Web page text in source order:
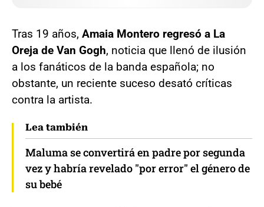
Tras 19 años, Amaia Montero regresó a La
Oreja de Van Gogh, noticia que llenó de ilusión
a los fanáticos de la banda española; no
obstante, un reciente suceso desató críticas
contra la artista.
Lea también
Maluma se convertirá en padre por segunda
vez y habría revelado "por error" el género de
su bebé